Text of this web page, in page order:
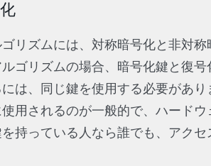
リズムには、対称暗号化と非対
ゴリズムの場合、暗号化鍵と復
は、同じ鍵を使用する必要があ
用されるのが一般的で、ハード
持っている人なら誰でも、アク